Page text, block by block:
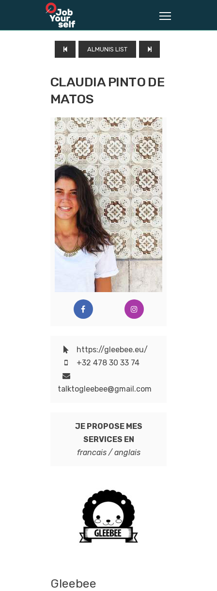
ALMUNIS LIST
CLAUDIA PINTO DE
MATOS
https://gleebee.eu/
+32 478 30 33 74
talktogleebee@gmail.com
JE PROPOSE MES
SERVICES EN
francais / anglais
Gleebee